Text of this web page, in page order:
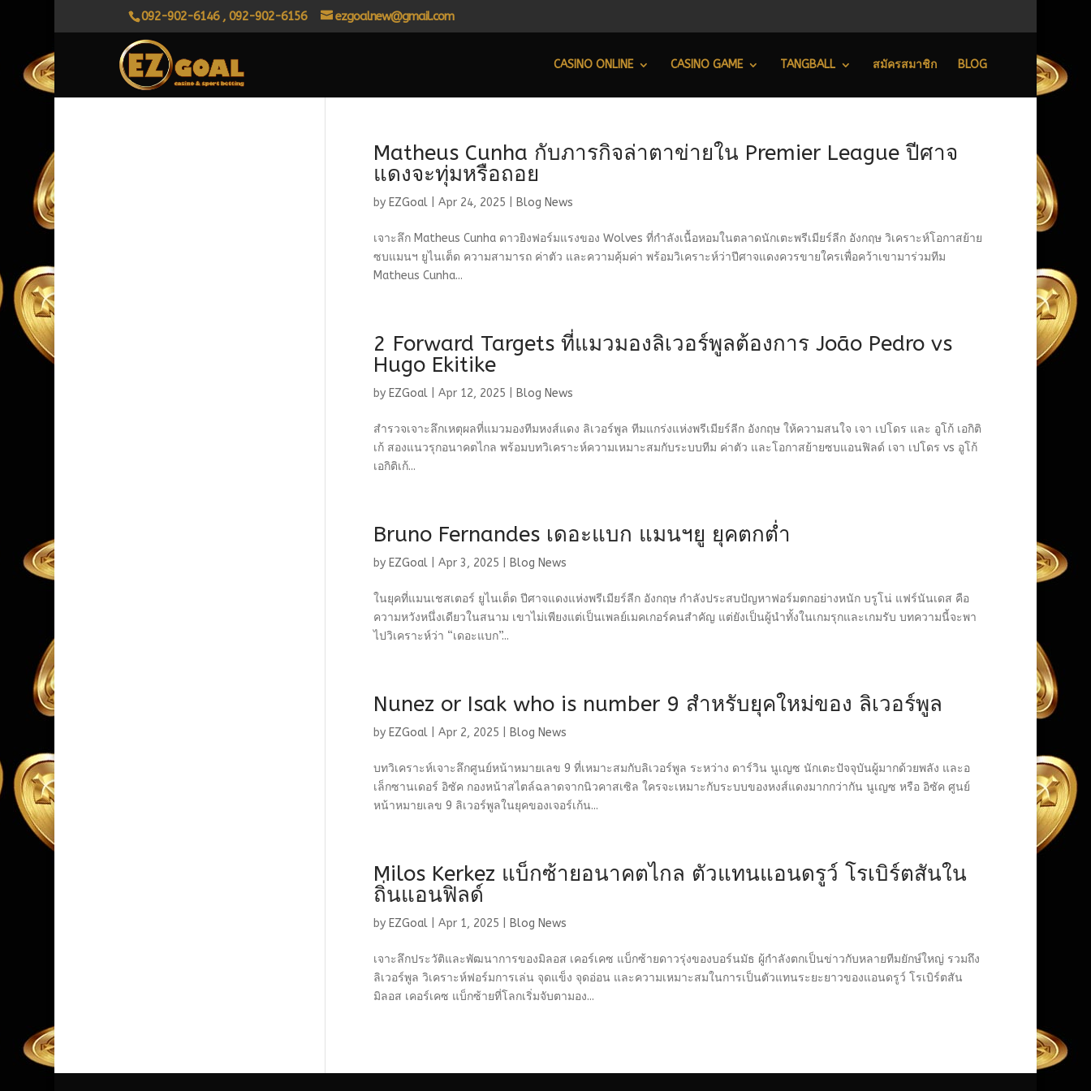
092-902-6146 , 092-902-6156 ezgoalnew@gmail.com
CASINO ONLINE CASINO GAME TANGBALL สมัครสมาชิก BLOG
Matheus Cunha กับภารกิจล่าตาข่ายใน Premier League ปีศาจ
แดงจะทุ่มหรือถอย
by EZGoal| Apr 24, 2025 Blog News
เจาะลึก Matheus Cunha ดาวยิงฟอร์มแรงของ Wolves ที่กำลังเนื้อหอมในตลาดนักเตะพรีเมียร์ลีก อังกฤษ วิเคราะห์โอกาสย้าย
ซบแมนฯ ยูไนเต็ด ความสามารถ ค่าตัว และความคุ้มค่า พร้อมวิเคราะห์ว่าปีศาจแดงควรขายใครเพื่อคว้าเขามาร่วมทีม
Matheus Cunha...
2 Forward Targets ที่แมวมองลิเวอร์พูลต้องการ João Pedro vs
Hugo Ekitike
by EZGoal| Apr 12, 2025 Blog News
สำรวจเจาะลึกเหตุผลที่แมวมองทีมหงส์แดง ลิเวอร์พูล ทีมแกร่งแห่งพรีเมียร์ลีก อังกฤษ ให้ความสนใจ เจา เปโดร และ อูโก้ เอกิติ
เก้ สองแนวรุกอนาคตไกล พร้อมบทวิเคราะห์ความเหมาะสมกับระบบทีม ค่าตัว และโอกาสย้ายซบแอนฟิลด์ เจา เปโดร vs อูโก้
เอกิติเก้...
Bruno Fernandes เดอะแบก แมนฯยู ยุคตกต่ำ
by EZGoal| Apr 3, 2025 Blog News
ในยุคที่แมนเชสเตอร์ ยูไนเต็ด ปีศาจแดงแห่งพรีเมียร์ลีก อังกฤษ กำลังประสบปัญหาฟอร์มตกอย่างหนัก บรูโน่ แฟร์นันเดส คือ
ความหวังหนึ่งเดียวในสนาม เขาไม่เพียงแต่เป็นเพลย์เมคเกอร์คนสำคัญ แต่ยังเป็นผู้นำทั้งในเกมรุกและเกมรับ บทความนี้จะพา
ไปวิเคราะห์ว่า “เดอะแบก”...
Nunez or Isak who is number 9 สำหรับยุคใหม่ของ ลิเวอร์พูล
by EZGoal| Apr 2, 2025 Blog News
บทวิเคราะห์เจาะลึกศูนย์หน้าหมายเลข 9 ที่เหมาะสมกับลิเวอร์พูล ระหว่าง ดาร์วิน นูเญซ นักเตะปัจจุบันผู้มากด้วยพลัง และอ
เล็กซานเดอร์ อิซัค กองหน้าสไตล์ฉลาดจากนิวคาสเซิล ใครจะเหมาะกับระบบของหงส์แดงมากกว่ากัน นูเญซ หรือ อิซัค ศูนย์
หน้าหมายเลข 9 ลิเวอร์พูลในยุคของเจอร์เก้น...
Milos Kerkez แบ็กซ้ายอนาคตไกล ตัวแทนแอนดรูว์ โรเบิร์ตสันใน
ถิ่นแอนฟิลด์
by EZGoal| Apr 1, 2025 Blog News
เจาะลึกประวัติและพัฒนาการของมิลอส เคอร์เคซ แบ็กซ้ายดาวรุ่งของบอร์นมัธ ผู้กำลังตกเป็นข่าวกับหลายทีมยักษ์ใหญ่ รวมถึง
ลิเวอร์พูล วิเคราะห์ฟอร์มการเล่น จุดแข็ง จุดอ่อน และความเหมาะสมในการเป็นตัวแทนระยะยาวของแอนดรูว์ โรเบิร์ตสัน
มิลอส เคอร์เคซ แบ็กซ้ายที่โลกเริ่มจับตามอง...